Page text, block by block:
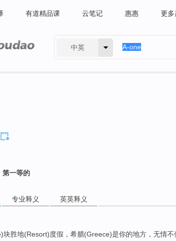
有道精品课 云笔记 惠惠 更多
中英
第一等的
专业释义 英英释义
块胜地(Resort)度假，希腊(Greece)是你的地方，无情